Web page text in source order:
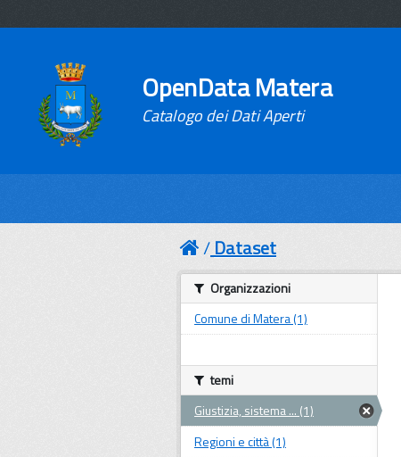
OpenData Matera
Catalogo dei Dati Aperti
Dataset
Organizzazioni
Comune di Matera (1)
temi
Giustizia, sistema ... (1)
Regioni e città (1)